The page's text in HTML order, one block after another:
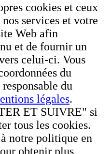
cookies et ceux
services et votre
Web afin
et de fournir un
celui-ci. Vous
du
du
légales.
ET SUIVRE" si
tous les cookies.
notre politique en
obtenir plus